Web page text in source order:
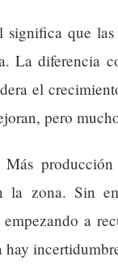
que
La diferencia
el
pero
la zona. Sin
a